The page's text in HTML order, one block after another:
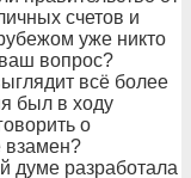
счетов и
уже никто
вопрос?
всё более
был в ходу
о
взамен?
думе разработала